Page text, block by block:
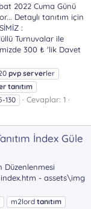
2022 Cuma Günü
Detaylı tanıtım için
:
Turnuvalar ile
300 ₺ 'lik Davet
pvp serverler
tanıtım
130
Cevaplar: 1
İndex Güle
Düzenlenmesi
index.htm - assets\img
m2lord tanıtım